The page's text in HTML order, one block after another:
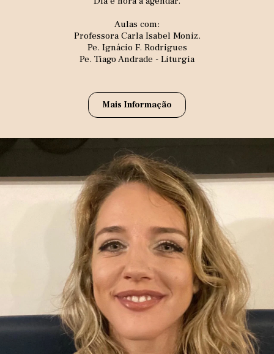
Aulas com:
Professora Carla Isabel Moniz.
Pe. Ignácio F. Rodrigues
Pe. Tiago Andrade - Liturgia
Mais Informação